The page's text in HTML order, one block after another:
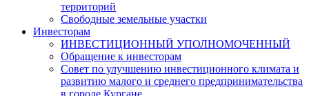
территорий
Свободные земельные участки
Инвесторам
ИНВЕСТИЦИОННЫЙ УПОЛНОМОЧЕННЫЙ
Обращение к инвесторам
Совет по улучшению инвестиционного климата и
развитию малого и среднего предпринимательства
в городе Кургане